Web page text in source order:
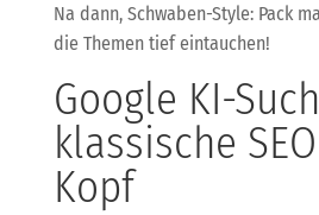
Na dann, Schwaben-Style: Pack
die Themen tief eintauchen!
Google KI-
klassische
Kopf